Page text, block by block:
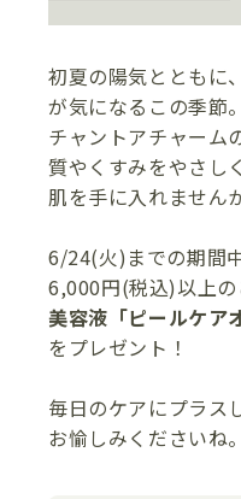
初夏の陽気とともに
が気になるこの季節。
チャントアチャーム
質やくすみをやさし
肌を手に入れません
6/24(火)までの期間
6,000円(税込)以上の
美容液「ピールケア
をプレゼント！
毎日のケアにプラス
お愉しみくださいね。